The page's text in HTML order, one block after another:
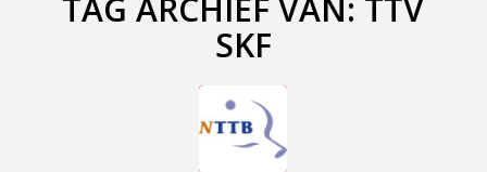
TAG ARCHIEF VAN: TTV
SKF